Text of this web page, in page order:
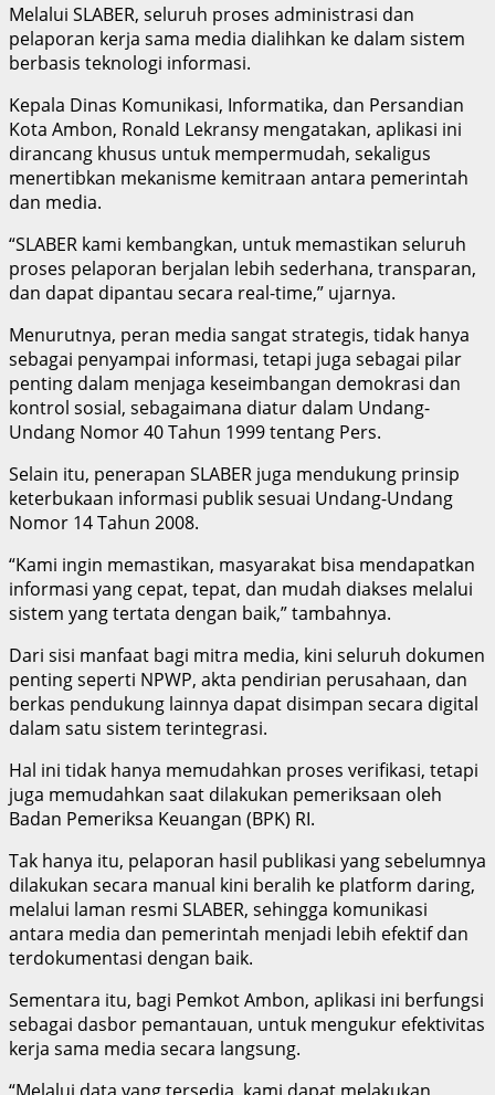
Melalui SLABER, seluruh proses administrasi dan
pelaporan kerja sama media dialihkan ke dalam sistem
berbasis teknologi informasi.
Kepala Dinas Komunikasi, Informatika, dan Persandian
Kota Ambon, Ronald Lekransy mengatakan, aplikasi ini
dirancang khusus untuk mempermudah, sekaligus
menertibkan mekanisme kemitraan antara pemerintah
dan media.
“SLABER kami kembangkan, untuk memastikan seluruh
proses pelaporan berjalan lebih sederhana, transparan,
dan dapat dipantau secara real-time,” ujarnya.
Menurutnya, peran media sangat strategis, tidak hanya
sebagai penyampai informasi, tetapi juga sebagai pilar
penting dalam menjaga keseimbangan demokrasi dan
kontrol sosial, sebagaimana diatur dalam Undang-
Undang Nomor 40 Tahun 1999 tentang Pers.
Selain itu, penerapan SLABER juga mendukung prinsip
keterbukaan informasi publik sesuai Undang-Undang
Nomor 14 Tahun 2008.
“Kami ingin memastikan, masyarakat bisa mendapatkan
informasi yang cepat, tepat, dan mudah diakses melalui
sistem yang tertata dengan baik,” tambahnya.
Dari sisi manfaat bagi mitra media, kini seluruh dokumen
penting seperti NPWP, akta pendirian perusahaan, dan
berkas pendukung lainnya dapat disimpan secara digital
dalam satu sistem terintegrasi.
Hal ini tidak hanya memudahkan proses verifikasi, tetapi
juga memudahkan saat dilakukan pemeriksaan oleh
Badan Pemeriksa Keuangan (BPK) RI.
Tak hanya itu, pelaporan hasil publikasi yang sebelumnya
dilakukan secara manual kini beralih ke platform daring,
melalui laman resmi SLABER, sehingga komunikasi
antara media dan pemerintah menjadi lebih efektif dan
terdokumentasi dengan baik.
Sementara itu, bagi Pemkot Ambon, aplikasi ini berfungsi
sebagai dasbor pemantauan, untuk mengukur efektivitas
kerja sama media secara langsung.